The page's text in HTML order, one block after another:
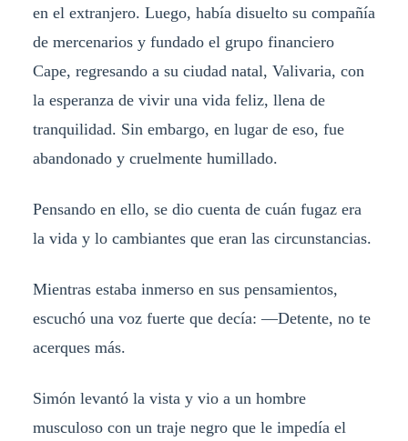
en el extranjero. Luego, había disuelto su compañía
de mercenarios y fundado el grupo financiero
Cape, regresando a su ciudad natal, Valivaria, con
la esperanza de vivir una vida feliz, llena de
tranquilidad. Sin embargo, en lugar de eso, fue
abandonado y cruelmente humillado.
Pensando en ello, se dio cuenta de cuán fugaz era
la vida y lo cambiantes que eran las circunstancias.
Mientras estaba inmerso en sus pensamientos,
escuchó una voz fuerte que decía: —Detente, no te
acerques más.
Simón levantó la vista y vio a un hombre
musculoso con un traje negro que le impedía el